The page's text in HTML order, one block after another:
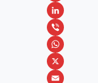
a
c
e
b
o
M
e
s
s
e
L
i
n
k
V
i
b
W
h
X